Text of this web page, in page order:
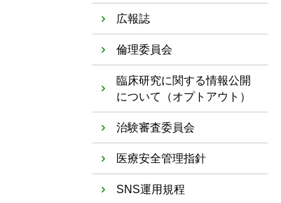
広報誌
倫理委員会
臨床研究に関する情報公開
について（オプトアウト）
治験審査委員会
医療安全管理指針
SNS運用規程